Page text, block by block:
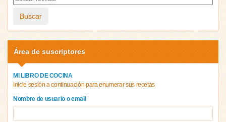
Buscar
Área de suscriptores
MI LIBRO DE COCINA
Inicie sesión a continuación para enumerar sus recetas
Nombre de usuario o email